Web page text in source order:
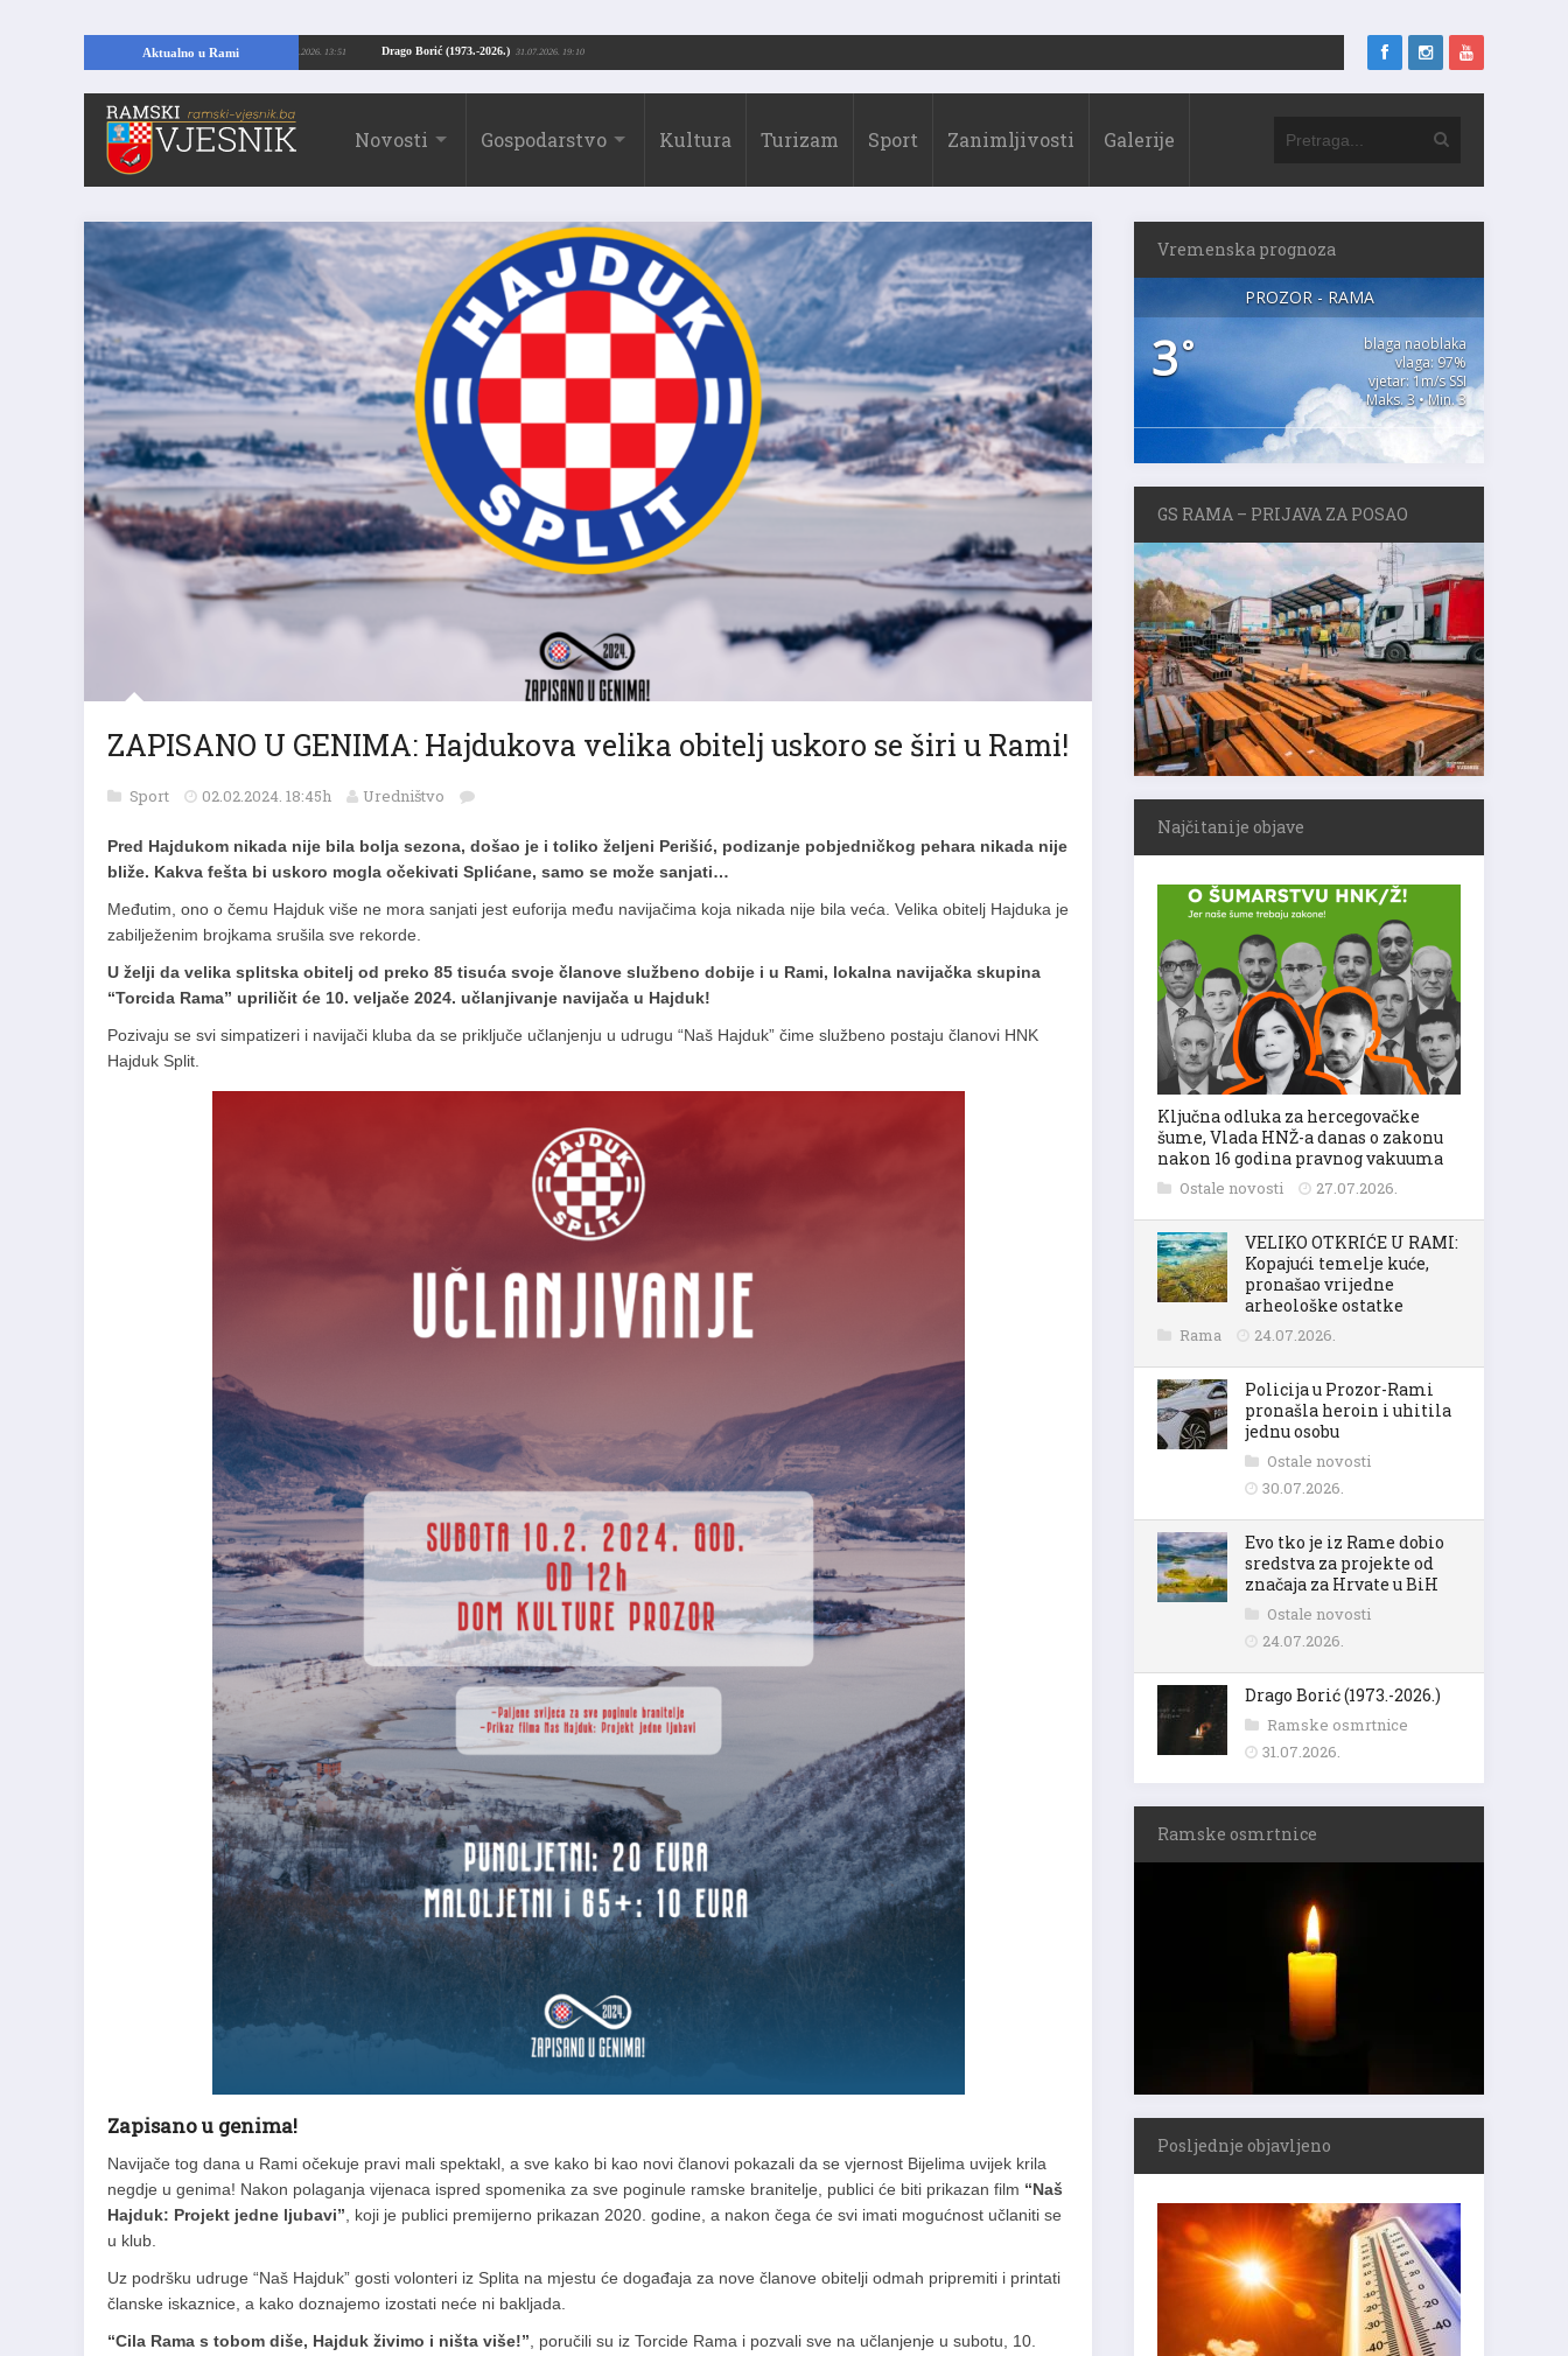
Aktualno u Rami Drago Borić (1973.-2026.)
RAMI: Kopajući temelje kuće, pronašao vrijedne arheološke ostatke 24.07.2026. 13:51
Novosti Gospodarstvo Kultura Turizam Sport Zanimljivosti Galerije
ZAPISANO U GENIMA: Hajdukova velika obitelj uskoro se širi u Rami!
Sport 02.02.2024. 18:45h Uredništvo
Pred Hajdukom nikada nije bila bolja sezona, došao je i toliko željeni Perišić, podizanje pobjedničkog pehara nikada nije
bliže. Kakva fešta bi uskoro mogla očekivati Splićane, samo se može sanjati…
Međutim, ono o čemu Hajduk više ne mora sanjati jest euforija među navijačima koja nikada nije bila veća. Velika obitelj Hajduka je
zabilježenim brojkama srušila sve rekorde.
U želji da velika splitska obitelj od preko 85 tisuća svoje članove službeno dobije i u Rami, lokalna navijačka skupina
“Torcida Rama” upriličit će 10. veljače 2024. učlanjivanje navijača u Hajduk!
Pozivaju se svi simpatizeri i navijači kluba da se priključe učlanjenju u udrugu “Naš Hajduk” čime službeno postaju članovi HNK
Hajduk Split.
Zapisano u genima!
Navijače tog dana u Rami očekuje pravi mali spektakl, a sve kako bi kao novi članovi pokazali da se vjernost Bijelima uvijek krila
negdje u genima! Nakon polaganja vijenaca ispred spomenika za sve poginule ramske branitelje, publici će biti prikazan film “Naš
Hajduk: Projekt jedne ljubavi” , koji je publici premijerno prikazan 2020. godine, a nakon čega će svi imati mogućnost učlaniti se
u klub.
Uz podršku udruge “Naš Hajduk” gosti volonteri iz Splita na mjestu će događaja za nove članove obitelji odmah pripremiti i printati
članske iskaznice, a kako doznajemo izostati neće ni bakljada.
“Cila Rama s tobom diše, Hajduk živimo i ništa više!” , poručili su iz Torcide Rama i pozvali sve na učlanjenje u subotu, 10.
Vremenska prognoza
PROZOR - RAMA
3°
blaga naoblaka
vlaga: 97%
vjetar: 1m/s SSI
Maks. 3 • Min. 3
GS RAMA – PRIJAVA ZA POSAO
Najčitanije objave
Ključna odluka za hercegovačke
šume, Vlada HNŽ-a danas o zakonu
nakon 16 godina pravnog vakuuma
Ostale novosti 27.07.2026.
VELIKO OTKRIĆE U RAMI:
Kopajući temelje kuće,
pronašao vrijedne
arheološke ostatke
Rama 24.07.2026.
Policija u Prozor-Rami
pronašla heroin i uhitila
jednu osobu
Ostale novosti
30.07.2026.
Evo tko je iz Rame dobio
sredstva za projekte od
značaja za Hrvate u BiH
Ostale novosti
24.07.2026.
Drago Borić (1973.-2026.)
Ramske osmrtnice
31.07.2026.
Ramske osmrtnice
Posljednje objavljeno